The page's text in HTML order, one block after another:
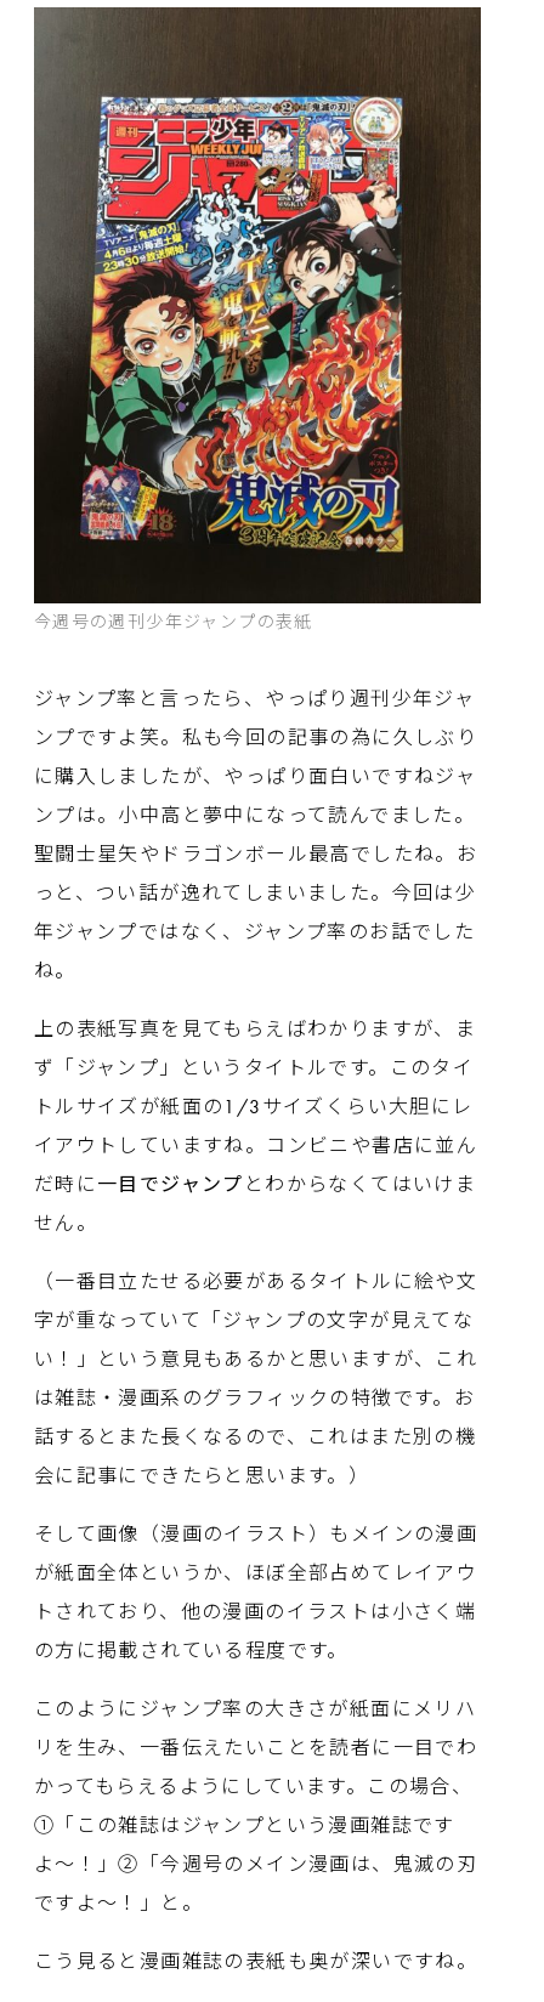
今週号の週刊少年ジャンプの表紙
ジャンプ率と言ったら、やっぱり週刊少年ジャ
ンプですよ笑。私も今回の記事の為に久しぶり
に購入しましたが、やっぱり面白いですねジャ
ンプは。小中高と夢中になって読んでました。
聖闘士星矢やドラゴンボール最高でしたね。お
っと、つい話が逸れてしまいました。今回は少
年ジャンプではなく、ジャンプ率のお話でした
ね。
上の表紙写真を見てもらえばわかりますが、ま
ず「ジャンプ」というタイトルです。このタイ
トルサイズが紙面の1/3サイズくらい大胆にレ
イアウトしていますね。コンビニや書店に並ん
だ時に一目でジャンプ とわからなくてはいけま
せん。
（一番目立たせる必要があるタイトルに絵や文
字が重なっていて「ジャンプの文字が見えてな
い！」という意見もあるかと思いますが、これ
は雑誌・漫画系のグラフィックの特徴です。お
話するとまた長くなるので、これはまた別の機
会に記事にできたらと思います。）
そして画像（漫画のイラスト）もメインの漫画
が紙面全体というか、ほぼ全部占めてレイアウ
トされており、他の漫画のイラストは小さく端
の方に掲載されている程度です。
このようにジャンプ率の大きさが紙面にメリハ
リを生み、一番伝えたいことを読者に一目でわ
かってもらえるようにしています。この場合、
①「この雑誌はジャンプという漫画雑誌です
よ〜！」②「今週号のメイン漫画は、鬼滅の刃
ですよ〜！」と。
こう見ると漫画雑誌の表紙も奥が深いですね。